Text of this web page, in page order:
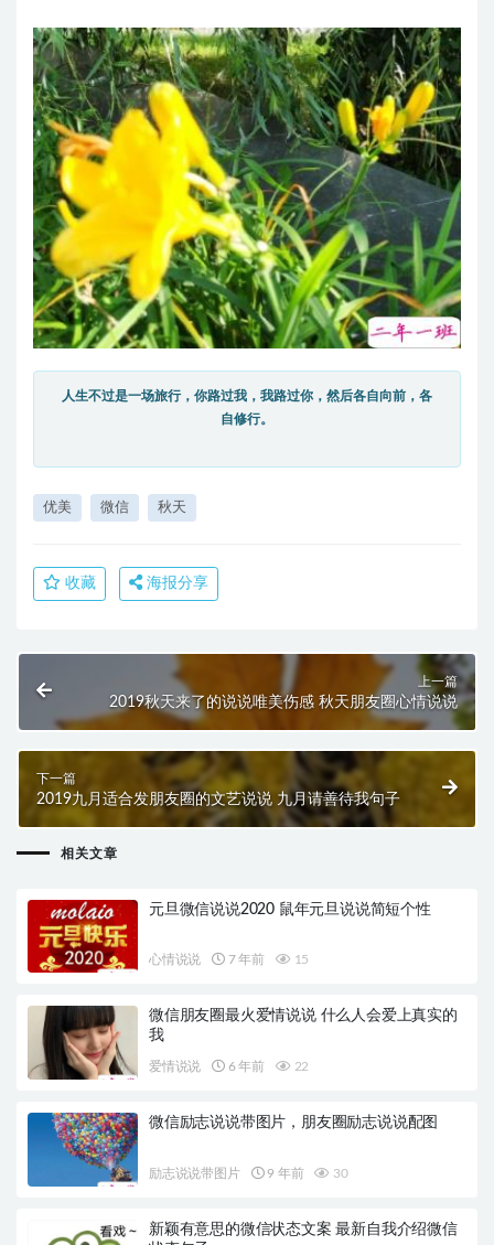
人生不过是一场旅行，你路过我，我路过你，然后各自向前，各
自修行。
优美 微信 秋天
收藏 海报分享
上一篇
2019秋天来了的说说唯美伤感 秋天朋友圈心情说说
下一篇
2019九月适合发朋友圈的文艺说说 九月请善待我句子
相关文章
元旦微信说说2020 鼠年元旦说说简短个性
心情说说 7 年前 15
微信朋友圈最火爱情说说 什么人会爱上真实的
我
爱情说说 6 年前 22
微信励志说说带图片，朋友圈励志说说配图
励志说说带图片 9 年前 30
新颖有意思的微信状态文案 最新自我介绍微信